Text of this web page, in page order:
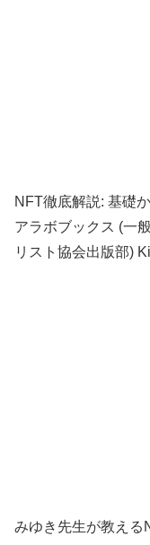
NFT徹底解説: 基礎
アラボブックス (一
リスト協会出版部)
みゆき先生が教える